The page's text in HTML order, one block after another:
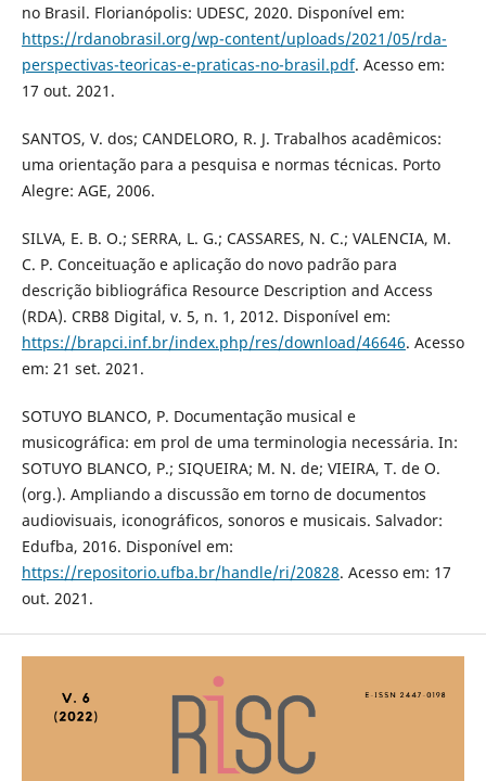
no Brasil. Florianópolis: UDESC, 2020. Disponível em:
https://rdanobrasil.org/wp-content/uploads/2021/05/rda-
perspectivas-teoricas-e-praticas-no-brasil.pdf. Acesso em:
17 out. 2021.
SANTOS, V. dos; CANDELORO, R. J. Trabalhos acadêmicos:
uma orientação para a pesquisa e normas técnicas. Porto
Alegre: AGE, 2006.
SILVA, E. B. O.; SERRA, L. G.; CASSARES, N. C.; VALENCIA, M.
C. P. Conceituação e aplicação do novo padrão para
descrição bibliográfica Resource Description and Access
(RDA). CRB8 Digital, v. 5, n. 1, 2012. Disponível em:
https://brapci.inf.br/index.php/res/download/46646. Acesso
em: 21 set. 2021.
SOTUYO BLANCO, P. Documentação musical e
musicográfica: em prol de uma terminologia necessária. In:
SOTUYO BLANCO, P.; SIQUEIRA; M. N. de; VIEIRA, T. de O.
(org.). Ampliando a discussão em torno de documentos
audiovisuais, iconográficos, sonoros e musicais. Salvador:
Edufba, 2016. Disponível em:
https://repositorio.ufba.br/handle/ri/20828. Acesso em: 17
out. 2021.